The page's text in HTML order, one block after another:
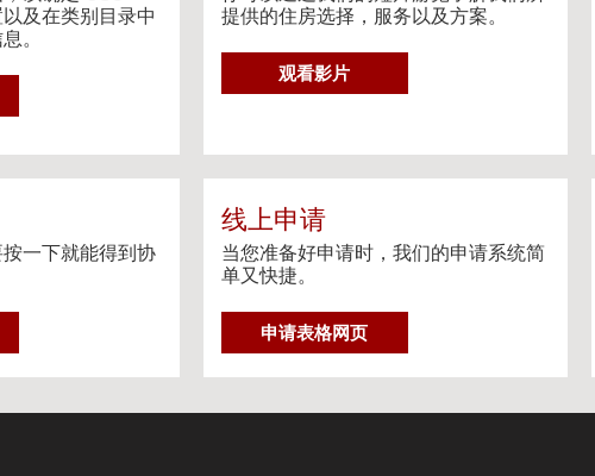
及在类别目录中
。
d
s
提供的住房选择，服务以及方案。
G
O
U
S
I
N
G
V
I
D
观看影片
一下就能得到协
线上申请
当您准备好申请时，我们的申请系统简
单又快捷。
申请表格网页